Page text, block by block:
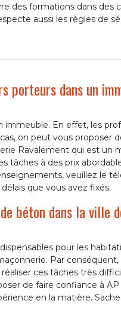
des formations dans des
aussi les règles de
porteurs dans un
En effet, les
on peut vous proposer
Ravalement qui est un
à des prix
veuillez le
que vous avez fixés.
béton dans la ville
pour les
Par
ces tâches très
de faire confiance à
en la matière.